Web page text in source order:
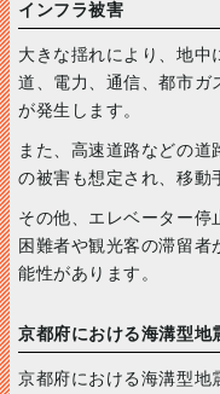
インフラ被害
大きな揺れにより、地中
道、電力、通信、都市ガ
が発生します。
また、高速道路などの
の被害も想定され、移動
その他、エレベーター停
困難者や観光客の滞留者
能性があります。
京都府における海溝型地
京都府における海溝型地